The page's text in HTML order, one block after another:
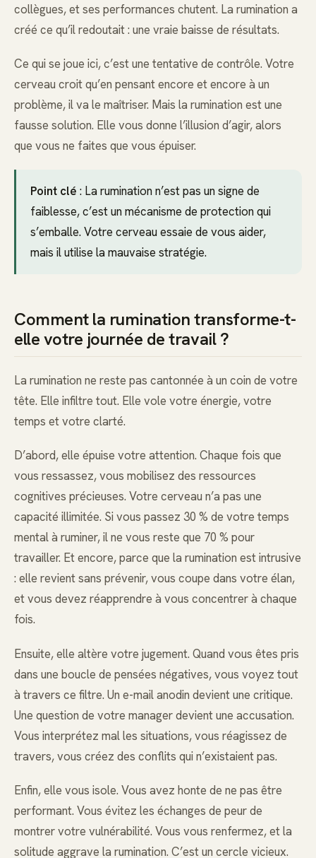
collègues, et ses performances chutent. La rumination a
créé ce qu’il redoutait : une vraie baisse de résultats.
Ce qui se joue ici, c’est une tentative de contrôle. Votre
cerveau croit qu’en pensant encore et encore à un
problème, il va le maîtriser. Mais la rumination est une
fausse solution. Elle vous donne l’illusion d’agir, alors
que vous ne faites que vous épuiser.
Point clé : La rumination n’est pas un signe de
faiblesse, c’est un mécanisme de protection qui
s’emballe. Votre cerveau essaie de vous aider,
mais il utilise la mauvaise stratégie.
Comment la rumination transforme-t-
elle votre journée de travail ?
La rumination ne reste pas cantonnée à un coin de votre
tête. Elle infiltre tout. Elle vole votre énergie, votre
temps et votre clarté.
D’abord, elle épuise votre attention. Chaque fois que
vous ressassez, vous mobilisez des ressources
cognitives précieuses. Votre cerveau n’a pas une
capacité illimitée. Si vous passez 30 % de votre temps
mental à ruminer, il ne vous reste que 70 % pour
travailler. Et encore, parce que la rumination est intrusive
: elle revient sans prévenir, vous coupe dans votre élan,
et vous devez réapprendre à vous concentrer à chaque
fois.
Ensuite, elle altère votre jugement. Quand vous êtes pris
dans une boucle de pensées négatives, vous voyez tout
à travers ce filtre. Un e-mail anodin devient une critique.
Une question de votre manager devient une accusation.
Vous interprétez mal les situations, vous réagissez de
travers, vous créez des conflits qui n’existaient pas.
Enfin, elle vous isole. Vous avez honte de ne pas être
performant. Vous évitez les échanges de peur de
montrer votre vulnérabilité. Vous vous renfermez, et la
solitude aggrave la rumination. C’est un cercle vicieux.